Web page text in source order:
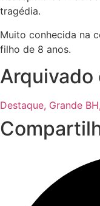
tragédia.
Muito conhecida na
filho de 8 anos.
Arquivado
Destaque, Grande BH,